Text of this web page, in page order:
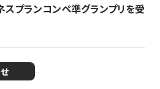
プランコンペ準グランプリを受